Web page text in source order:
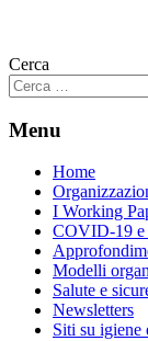
Cerca
Menu
Home
I Working
COVID-19 e
Modelli
Salute e
Newsletters
Siti su igiene